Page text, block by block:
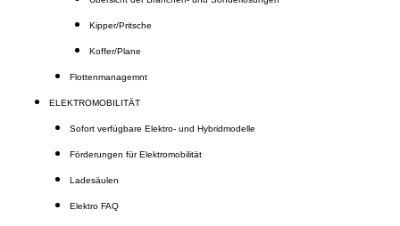
Kipper/Pritsche
Koffer/Plane
Flottenmanagemnt
ELEKTROMOBILITÄT
Sofort verfügbare Elektro- und Hybridmodelle
Förderungen für Elektromobilität
Ladesäulen
Elektro FAQ